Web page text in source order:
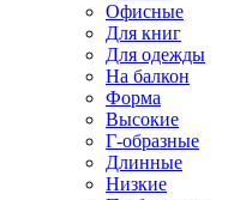
Офисные
Для книг
Для одежды
На балкон
Форма
Высокие
Г-образные
Длинные
Низкие